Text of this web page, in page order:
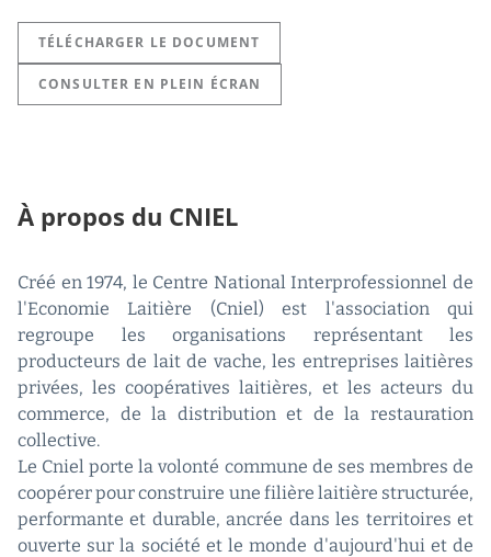
TÉLÉCHARGER LE DOCUMENT
CONSULTER EN PLEIN ÉCRAN
À propos du CNIEL
Créé en 1974, le Centre National Interprofessionnel de
l'Economie Laitière (Cniel) est l'association qui
regroupe les organisations représentant les
producteurs de lait de vache, les entreprises laitières
privées, les coopératives laitières, et les acteurs du
commerce, de la distribution et de la restauration
collective.
Le Cniel porte la volonté commune de ses membres de
coopérer pour construire une filière laitière structurée,
performante et durable, ancrée dans les territoires et
ouverte sur la société et le monde d'aujourd'hui et de